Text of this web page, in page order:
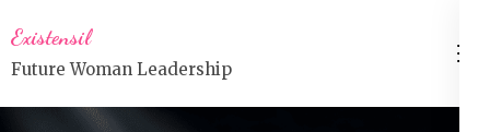
ke
konten
(Tekan
Existensil
Future Woman Leadership